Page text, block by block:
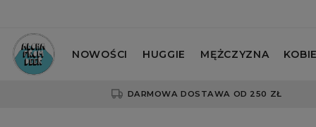
NOWOŚCI HUGGIE MĘŻCZYZNA
DARMOWA DOSTAWA OD 250 ZŁ